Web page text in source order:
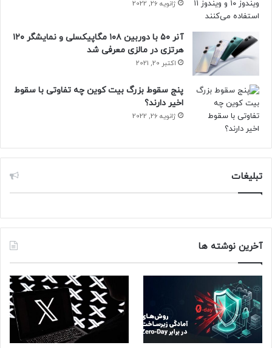
ژانویه 26, 2022
آنر ۵۰ با دوربین ۱۰۸ مگاپیکسلی و نمایشگر ۱۲۰
هرتزی در مالزی معرفی شد
اکتبر 20, 2021
پنج سقوط بزرگ بیت کوین چه تفاوتی با سقوط
اخیر دارند؟
ژانویه 26, 2022
تبلیغات
آخرین نوشته ها